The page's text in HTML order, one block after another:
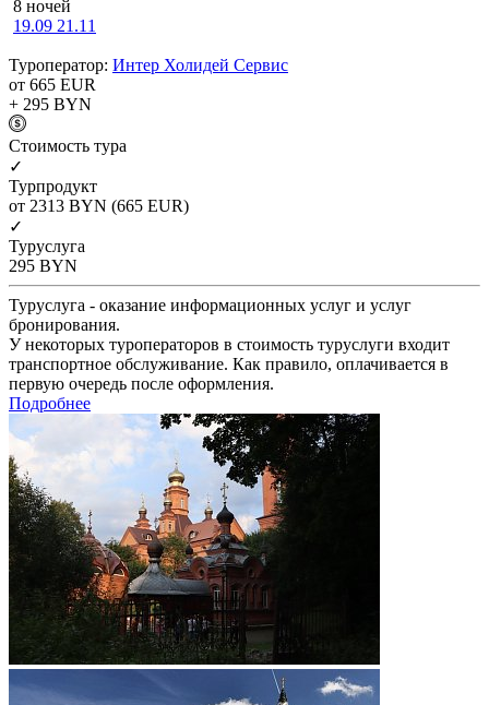
8 ночей
19.09 21.11
Туроператор: Интер Холидей Сервис
от 665 EUR
+ 295 BYN
Cтоимость тура
✓
Турпродукт
от 2313 BYN (665 EUR)
✓
Туруслуга
295 BYN
Туруслуга - оказание информационных услуг и услуг
бронирования.
У некоторых туроператоров в стоимость туруслуги входит
транспортное обслуживание. Как правило, оплачивается в
первую очередь после оформления.
Подробнее